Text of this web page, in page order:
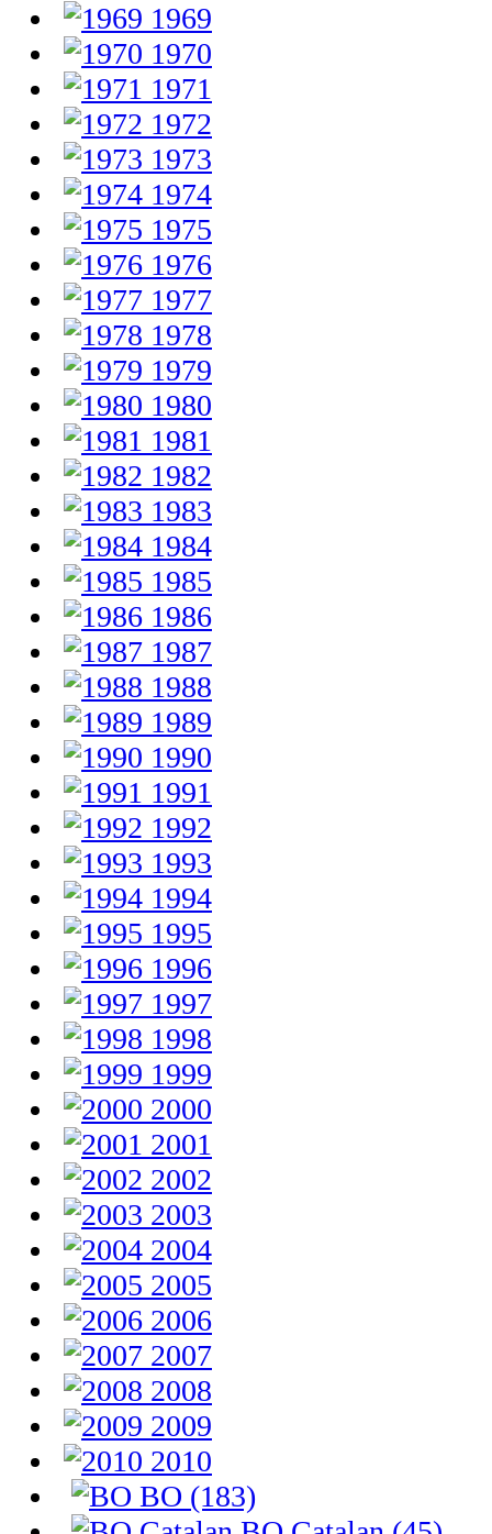
1969
1970
1971
1972
1973
1974
1975
1976
1977
1978
1979
1980
1981
1982
1983
1984
1985
1986
1987
1988
1989
1990
1991
1992
1993
1994
1995
1996
1997
1998
1999
2000
2001
2002
2003
2004
2005
2006
2007
2008
2009
2010
BO (183)